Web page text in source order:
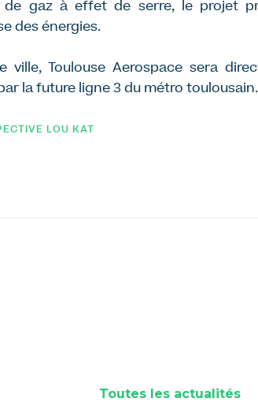
de gaz à effet de serre, le projet
des énergies.
ville, Toulouse Aerospace sera
la future ligne 3 du métro toulousain.
LOU KAT
Toutes les actualités